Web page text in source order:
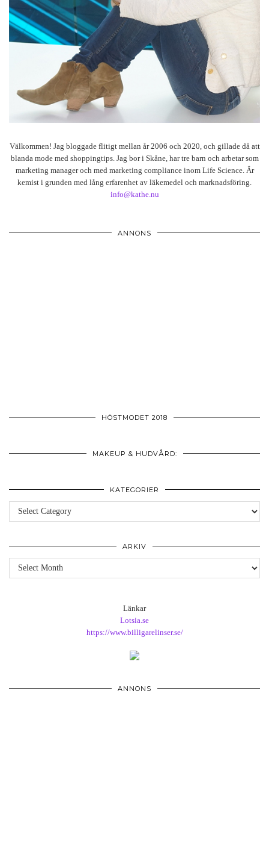
Välkommen! Jag bloggade flitigt mellan år 2006 och 2020, och gillade då att
blanda mode med shoppingtips. Jag bor i Skåne, har tre barn och arbetar som
marketing manager och med marketing compliance inom Life Science. Är
kemist i grunden med lång erfarenhet av läkemedel och marknadsföring.
info@kathe.nu
ANNONS
HÖSTMODET 2018
MAKEUP & HUDVÅRD:
KATEGORIER
Kategorier
ARKIV
Arkiv
Länkar
Lotsia.se
https://www.billigarelinser.se/
ANNONS